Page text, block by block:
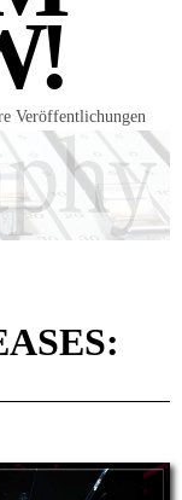
Veröffentlichungen